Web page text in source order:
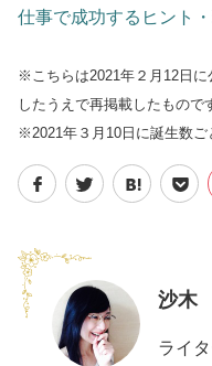
仕事で成功するヒント
※こちらは2021年２月12日
したうえで再掲載したもので
※2021年３月10日に誕生数ご
沙木
ライ